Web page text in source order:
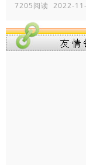
7205阅读 2022-